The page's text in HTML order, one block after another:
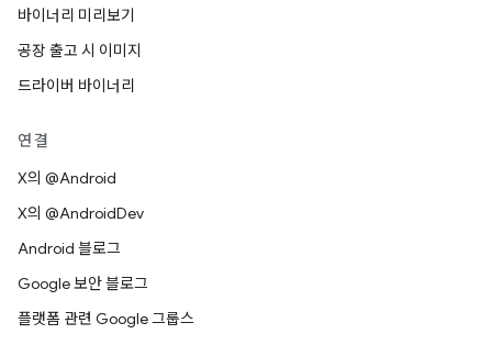
바이너리 미리보기
공장 출고 시 이미지
드라이버 바이너리
연결
X의 @Android
X의 @AndroidDev
Android 블로그
Google 보안 블로그
플랫폼 관련 Google 그룹스